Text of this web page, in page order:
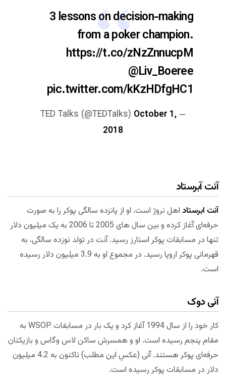
3 lessons on decision-making
from a poker champion.
https://t.co/zNzZnnucpM
@Liv_Boeree
pic.twitter.com/kKzHDfgHC1
— TED Talks (@TEDTalks)
October 1,
2018
آنت آبرستاد
آنت ابرستاد اهل نروژ است. او از پانزده سالگی پوکر را به صورت
حرفه‌ای آغاز کرده و بین سال های 2005 تا 2006 به یک میلیون دلار
تنها در مسابقات پوکر استارز رسید. آنت در تولد نوزده سالگی، به
قهرمانی پوکر اروپا رسید. در مجموع او به 3.9 میلیون دلار رسیده
است.
آنی دوک
کار خود را از سال 1994 آغاز کرد و یک بار در مسابقات WSOP به
مقام پنجم رسیده است. او و همسرش ساکن لاس وگاس و بازیکنان
حرفه‌ای پوکر هستند. آنی (عکسِ این مطلب) تاکنون به 4.2 میلیون
دلار در مسابقات پوکر رسیده است.